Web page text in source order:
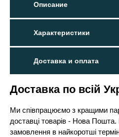
Описание
Характеристики
Доставка и оплата
Доставка по всій
Ми співпрацюємо з кращими
доставці товарів - Нова
замовлення в найкоротші